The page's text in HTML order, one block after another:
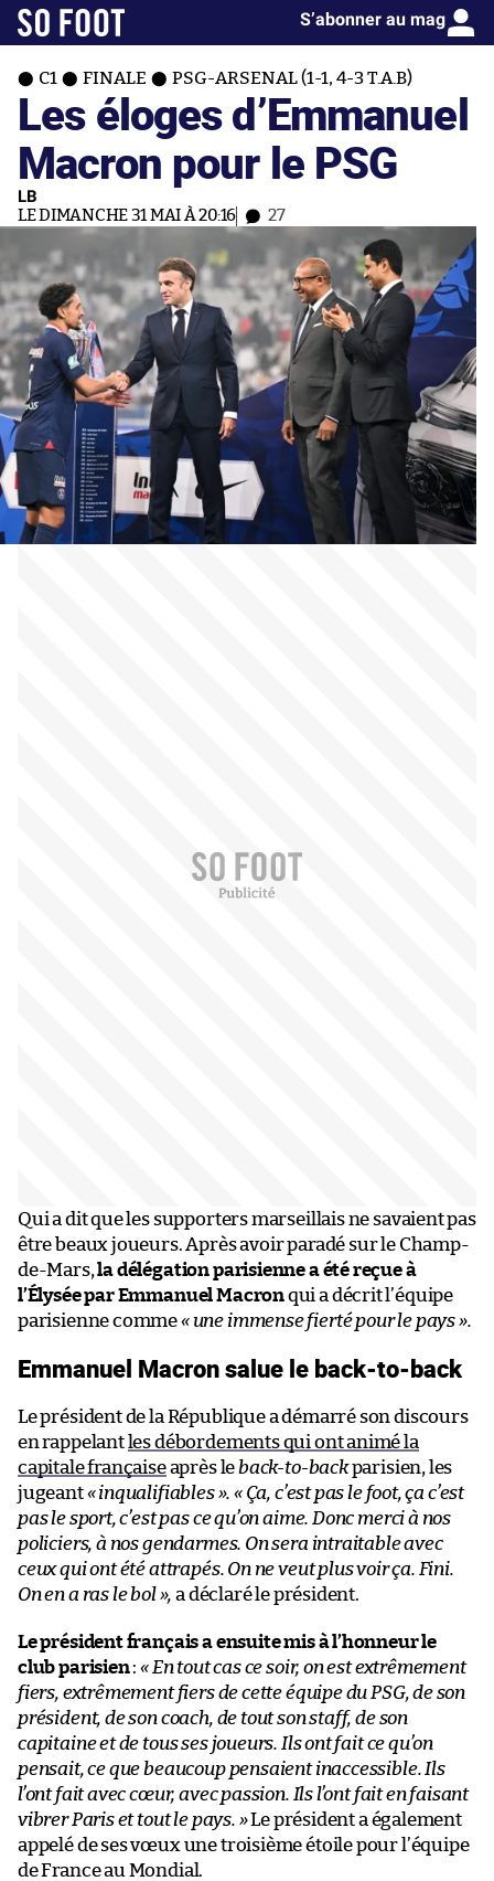
S’abonner au mag
C1 FINALE PSG-ARSENAL (1-1, 4-3 T.A.B)
Les éloges d’Emmanuel
Macron pour le PSG
LB
LE DIMANCHE 31 MAI À 20:16 27
Qui a dit que les supporters marseillais ne savaient pas
être beaux joueurs. Après avoir paradé sur le Champ-
de-Mars,la délégation parisienne a été reçue à
l’Élysée par Emmanuel Macronqui a décrit l’équipe
parisienne comme« une immense fierté pour le pays ».
Emmanuel Macron salue le back-to-back
Le président de la République a démarré son discours
en rappelant les débordements qui ont animé la
capitale françaiseaprès le back-to-backparisien, les
jugeant« inqualifiables ». « Ça, c’est pas le foot, ça c’est
pas le sport, c’est pas ce qu’on aime. Donc merci à nos
policiers, à nos gendarmes. On sera intraitable avec
ceux qui ont été attrapés. On ne veut plus voir ça. Fini.
On en a ras le bol »,a déclaré le président.
Le président français a ensuite mis à l’honneur le
club parisien:« En tout cas ce soir, on est extrêmement
fiers, extrêmement fiers de cette équipe du PSG, de son
président, de son coach, de tout son staff, de son
capitaine et de tous ses joueurs. Ils ont fait ce qu’on
pensait, ce que beaucoup pensaient inaccessible. Ils
l’ont fait avec cœur, avec passion. Ils l’ont fait en faisant
vibrer Paris et tout le pays. »Le président a également
appelé de ses vœux une troisième étoile pour l’équipe
de France au Mondial.